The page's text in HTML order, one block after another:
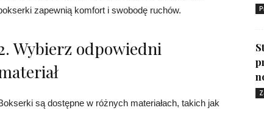
zapewnią komfort i swobodę ruchów.
Wybierz odpowiedni
są dostępne w różnych materiałach, takich jak